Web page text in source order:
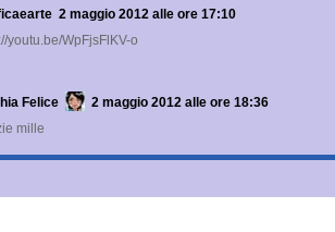
2 maggio 2012 alle ore 17:10
youtu.be/WpFjsFlKV-o
Felice
2 maggio 2012 alle ore 18:36
mille